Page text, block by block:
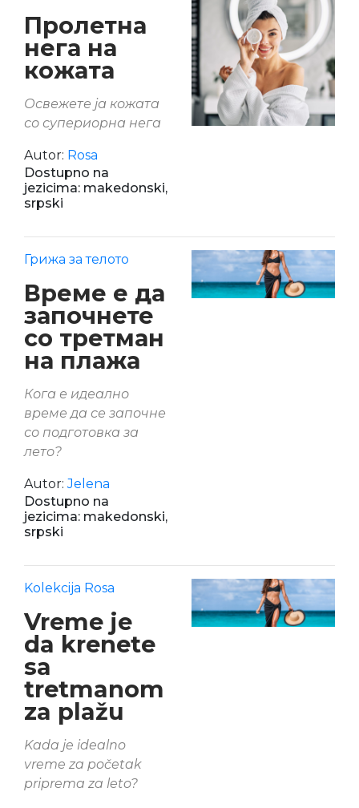
Пролетна
нега на
кожата
Освежете ја кожата
со супериорна нега
Autor: Rosa
Dostupno na
jezicima: makedonski,
srpski
Грижа за телото
Време е да
започнете
со третман
на плажа
Кога е идеално
време да се започне
со подготовка за
лето?
Autor:Jelena
Dostupno na
jezicima: makedonski,
srpski
Kolekcija Rosa
Vreme je
da krenete
sa
tretmanom
za plažu
Kada je idealno
vreme za početak
priprema za leto?